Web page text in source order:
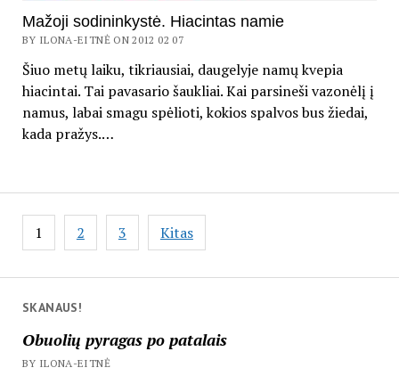
SKANAUS!
Obuolių pyragas po patalais
BY ILONA-EITNĖ
Mažoji sodininkystė. Hiacintas namie
BY ILONA-EITNĖ ON 2012 02 07
Šiuo metų laiku, tikriausiai, daugelyje namų kvepia
hiacintai. Tai pavasario šaukliai. Kai parsineši vazonėlį į
namus, labai smagu spėlioti, kokios spalvos bus žiedai,
kada pražys.…
Įrašų
puslapiavimas
1 2 3 Kitas